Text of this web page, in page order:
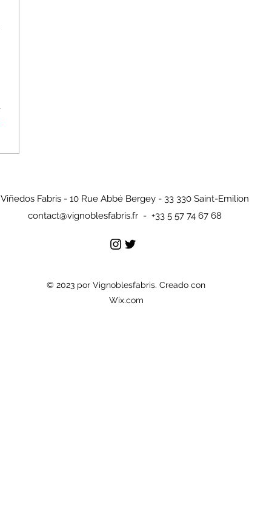
Viñedos Fabris - 10 Rue Abbé Bergey - 33 330 Saint-Emilion
contact@vignoblesfabris.fr- +33 5 57 74 67 68
© 2023 por Vignoblesfabris. Creado con
Wix.com